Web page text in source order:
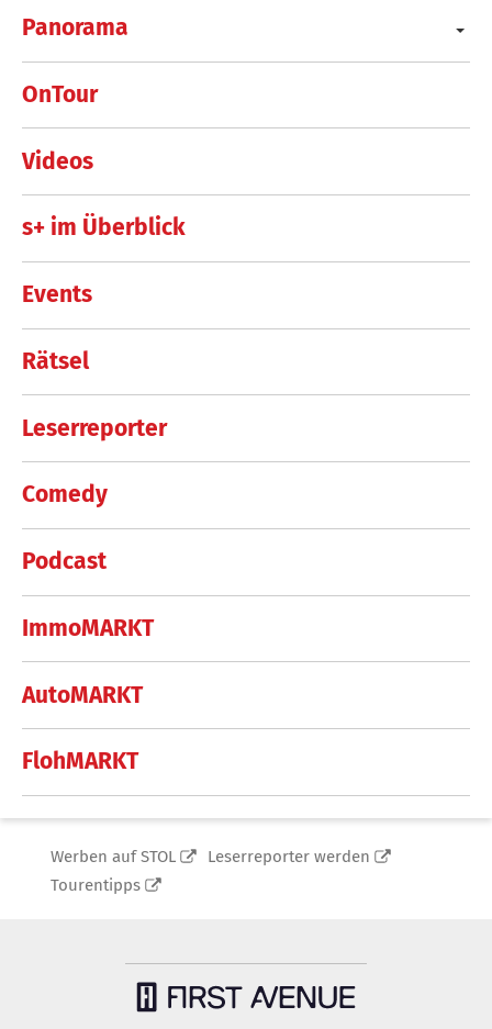
Panorama
OnTour
Videos
s+ im Überblick
Events
Rätsel
Leserreporter
Comedy
Podcast
ImmoMARKT
AutoMARKT
FlohMARKT
Werben auf STOL
Leserreporter werden
Tourentipps